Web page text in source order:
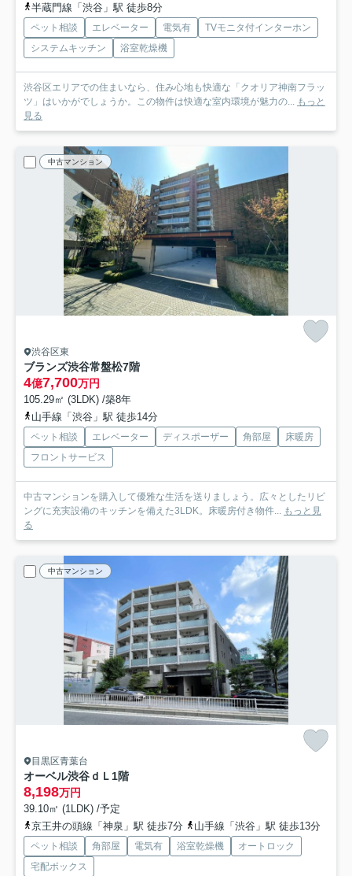
半蔵門線「渋谷」駅 徒歩8分
ペット相談 エレベーター 電気有
TVモニタ付インターホン
システムキッチン
浴室乾燥機
渋谷区エリアでの住まいなら、住み心地も快適な「クオリア神南フラッ
ツ」はいかがでしょうか。この物件は快適な室内環境が魅力の...
もっと
見る
中古マンション
渋谷区東
ブランズ渋谷常盤松7階
4億7,700万円
105.29㎡ (3LDK) /築8年
山手線「渋谷」駅 徒歩14分
ペット相談 エレベーター ディスポーザー 角部屋
床暖房
フロントサービス
中古マンションを購入して優雅な生活を送りましょう。広々としたリビ
ングに充実設備のキッチンを備えた3LDK。床暖房付き物件...
もっと見
る
中古マンション
目黒区青葉台
オーベル渋谷ｄＬ 1階
8,198万円
39.10㎡ (1LDK) /予定
京王井の頭線「神泉」駅 徒歩7分
山手線「渋谷」駅 徒歩13分
ペット相談 角部屋 電気有 浴室乾燥機
オートロック
宅配ボックス